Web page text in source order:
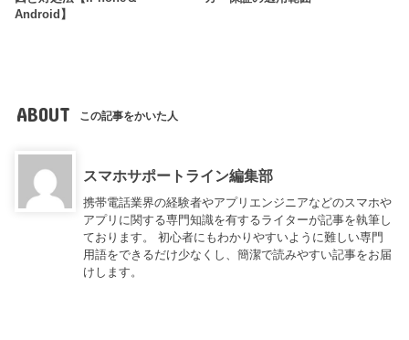
Android】
ABOUT この記事をかいた人
スマホサポートライン編集部
携帯電話業界の経験者やアプリエンジニアなどのスマホや
アプリに関する専門知識を有するライターが記事を執筆し
ております。 初心者にもわかりやすいように難しい専門
用語をできるだけ少なくし、簡潔で読みやすい記事をお届
けします。